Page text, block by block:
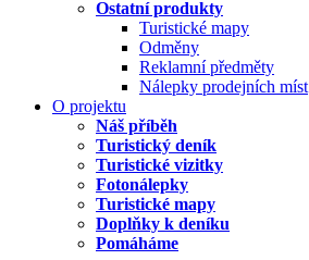
Ostatní produkty
Turistické mapy
Odměny
Reklamní předměty
Nálepky prodejních míst
O projektu
Náš příběh
Turistický deník
Turistické vizitky
Fotonálepky
Turistické mapy
Doplňky k deníku
Pomáháme